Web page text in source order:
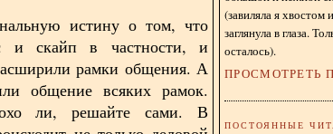
истину о том, что
и скайп в частности, и
рамки общения. А
общение всяких рамок.
ли, решайте сами. В
(завиляла я хвостом
заглянула в глаза.
осталось).
ПРОСМОТРЕТЬ
ПОСТОЯННЫЕ